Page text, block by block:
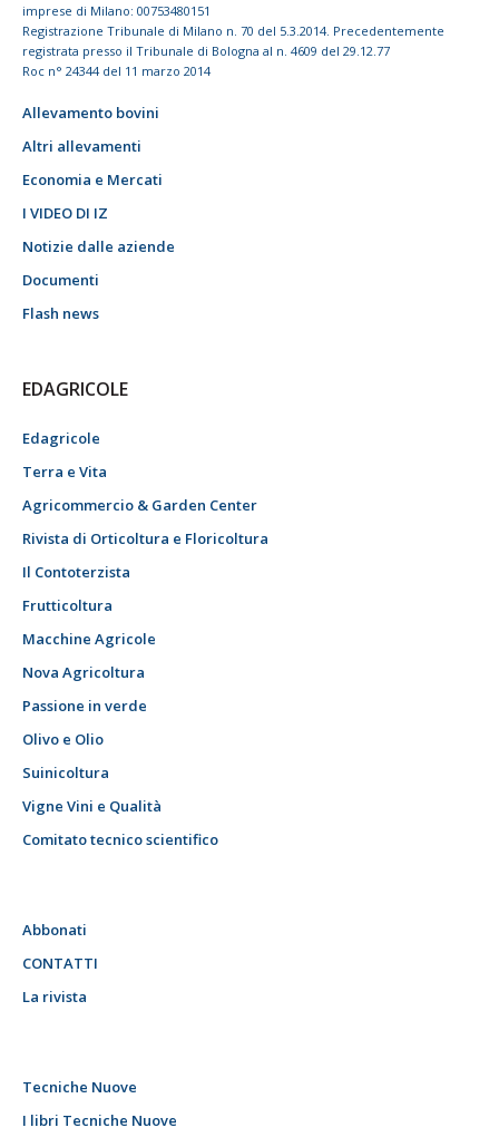
imprese di Milano: 00753480151
Registrazione Tribunale di Milano n. 70 del 5.3.2014. Precedentemente
registrata presso il Tribunale di Bologna al n. 4609 del 29.12.77
Roc n° 24344 del 11 marzo 2014
Allevamento bovini
Altri allevamenti
Economia e Mercati
I VIDEO DI IZ
Notizie dalle aziende
Documenti
Flash news
EDAGRICOLE
Edagricole
Terra e Vita
Agricommercio & Garden Center
Rivista di Orticoltura e Floricoltura
Il Contoterzista
Frutticoltura
Macchine Agricole
Nova Agricoltura
Passione in verde
Olivo e Olio
Suinicoltura
Vigne Vini e Qualità
Comitato tecnico scientifico
Abbonati
CONTATTI
La rivista
Tecniche Nuove
I libri Tecniche Nuove